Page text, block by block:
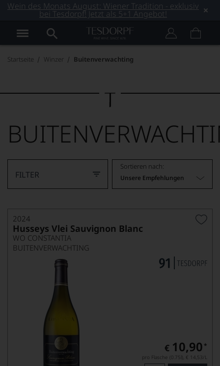
Wein des Monats August: Wiener Tradition - exklusiv
bei Tesdorpf! Jetzt als 5+1 Angebot!
Startseite Winzer Buitenverwachting
FILTER
Sortieren nach:
Unsere Empfehlungen
2024
Husseys Vlei Sauvignon Blanc
WO CONSTANTIA
BUITENVERWACHTING
€ 10,90 *
pro Flasche (0.75l), € 14,53/L